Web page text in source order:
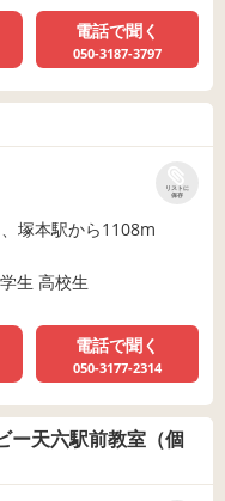
電話で聞く
050-3187-3797
リストに
保存
塚本駅から1108m
生 高校生
電話で聞く
050-3177-2314
ー天六駅前教室（個